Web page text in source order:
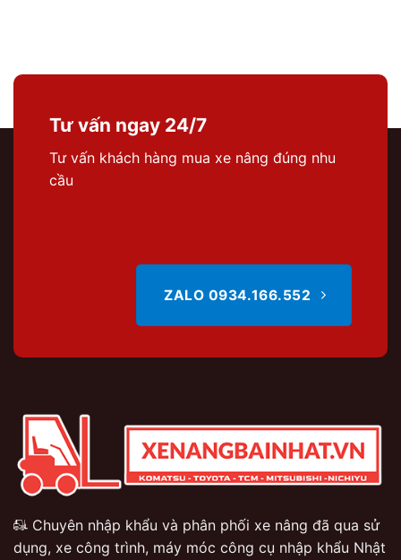
Tư vấn ngay 24/7
Tư vấn khách hàng mua xe nâng đúng nhu
cầu
ZALO 0934.166.552
Chuyên nhập khẩu và phân phối xe nâng đã qua sử
dụng, xe công trình, máy móc công cụ nhập khẩu Nhật